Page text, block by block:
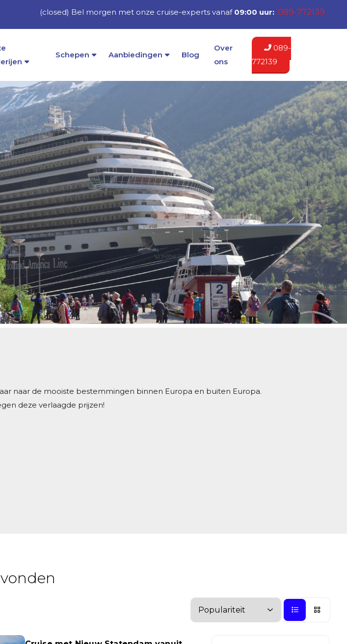
(closed) Bel morgen met onze cruise-experts vanaf 09:00 uur: 089-772139
Schepen Aanbiedingen Blog
Over
ons
089-
772139
naar de mooiste bestemmingen binnen Europa en buiten Europa.
deze verlaagde prijzen!